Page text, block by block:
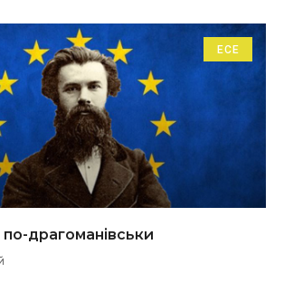
ЕСЕ
по-драгоманівськи